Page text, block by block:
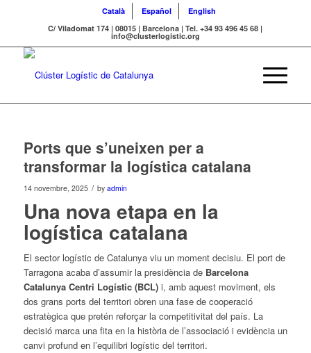
Català Español
English
C/ Viladomat 174 | 08015 | Barcelona | Tel. +34 93 496 45 68 |
info@clusterlogistic.org
Ports que s’uneixen per a
transformar la logística catalana
14 novembre, 2025 / by admin
Una nova etapa en la
logística catalana
El sector logístic de Catalunya viu un moment decisiu. El port de
Tarragona acaba d’assumir la presidència de Barcelona
Catalunya Centri Logístic (BCL)i, amb aquest moviment, els
dos grans ports del territori obren una fase de cooperació
estratègica que pretén reforçar la competitivitat del país. La
decisió marca una fita en la història de l’associació i evidència un
canvi profund en l’equilibri logístic del territori.